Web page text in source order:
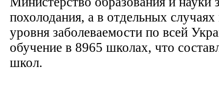
похолодания, а в отдельных
уровня заболеваемости по всей
обучение в 8965 школах, что
школ.